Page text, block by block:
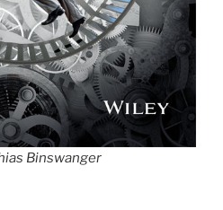
Binswanger